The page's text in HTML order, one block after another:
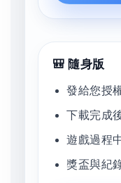
🎒 隨身版
發給您授
下載完成
遊戲過程
獎盃與紀